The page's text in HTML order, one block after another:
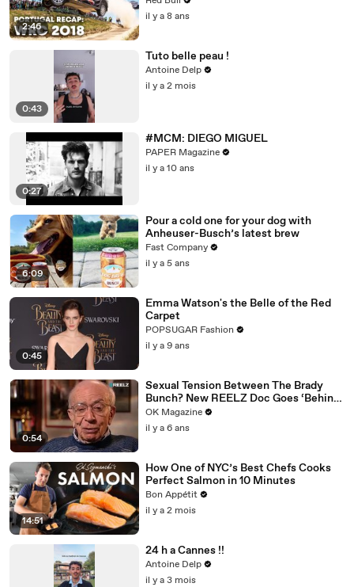
2:46
il y a 8 ans
0:43
Tuto belle peau !
Antoine Delp
il y a 2 mois
0:27
#MCM: DIEGO MIGUEL
PAPER Magazine
il y a 10 ans
6:09
Pour a cold one for your dog with
Anheuser-Busch’s latest brew
Fast Company
il y a 5 ans
0:45
Emma Watson's the Belle of the Red
Carpet
POPSUGAR Fashion
il y a 9 ans
0:54
Sexual Tension Between The Brady
Bunch? New REELZ Doc Goes ‘Behind
Closed Doors’
OK Magazine
il y a 6 ans
14:51
How One of NYC’s Best Chefs Cooks
Perfect Salmon in 10 Minutes
Bon Appétit
il y a 2 mois
24 h a Cannes !!
Antoine Delp
il y a 3 mois